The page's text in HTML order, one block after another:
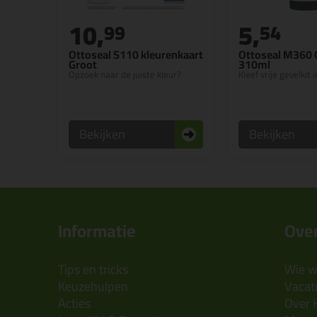
Ottoseal S110 kleurenkaart
Groot
Opzoek naar de juiste kleur?
10,99
Ottoseal M360
310ml
Kleef vrije gevelkit
5,54
Informatie
Tips en tricks
Keuzehulpen
Acties
Wie
Over